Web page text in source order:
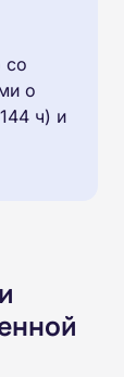
со
о
ч) и